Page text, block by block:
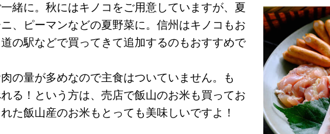
緒に。秋にはキノコをご用意していますが、夏
、ピーマンなどの夏野菜に。信州はキノコもお
の駅などで買ってきて追加するのもおすすめで
の量が多めなので主食はついていません。も
る！という方は、売店で飯山のお米も買ってお
た飯山産のお米もとっても美味しいですよ！